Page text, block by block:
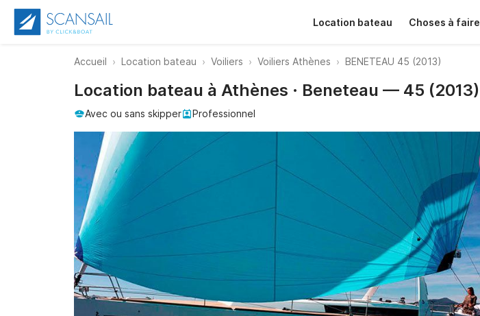
Location bateau Choses à faire
Accueil Location bateau Voiliers Voiliers Athènes BENETEAU 45 (2013)
Location bateau à Athènes · Beneteau — 45 (2013)
Avec ou sans skipper Professionnel